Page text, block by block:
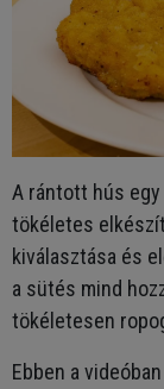
A rántott hús
tökéletes
kiválasztása és
a sütés mind
tökéletesen
Ebben a